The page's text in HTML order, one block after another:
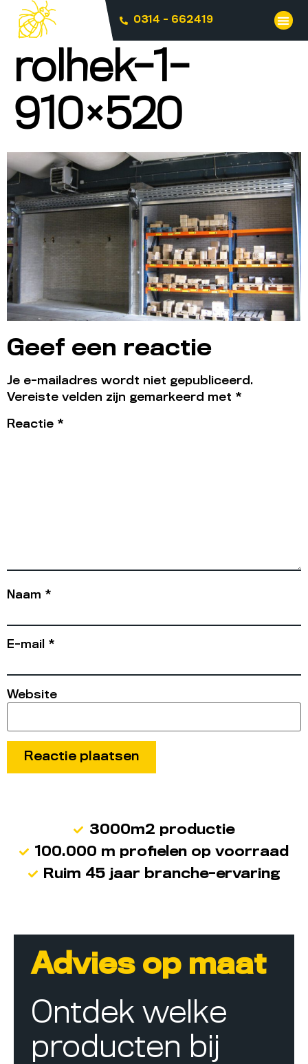
0314 - 662419
rolhek-1-
910×520
Geef een reactie
Je e-mailadres wordt niet gepubliceerd.
Vereiste velden zijn gemarkeerd met *
Reactie *
Naam *
E-mail *
Website
3000m2 productie
100.000 m profielen op voorraad
Ruim 45 jaar branche-ervaring
Advies op maat
Ontdek welke
producten bij